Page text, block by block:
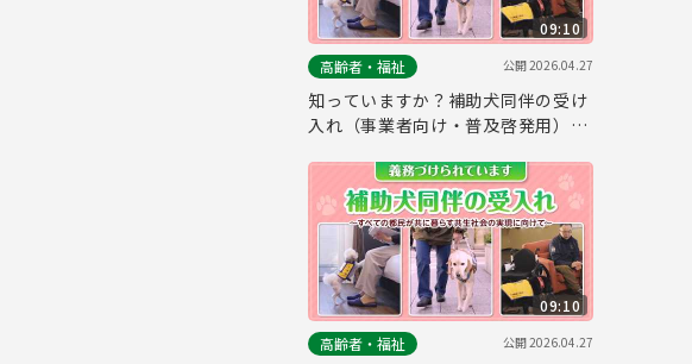
09:10
高齢者・福祉
公開2026.04.27
知っていますか？補助犬同伴の受け
入れ（事業者向け・普及啓発用）
09:10
高齢者・福祉
公開2026.04.27